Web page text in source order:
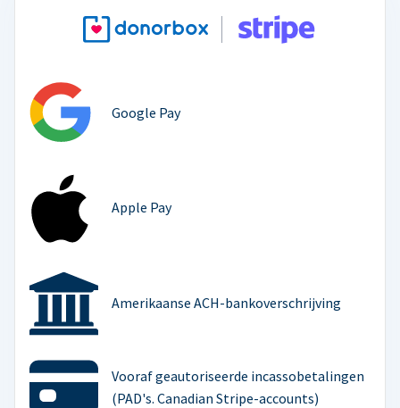
Google Pay
Apple Pay
Amerikaanse ACH-bankoverschrijving
Vooraf geautoriseerde incassobetalingen
(PAD's. Canadian Stripe-accounts)